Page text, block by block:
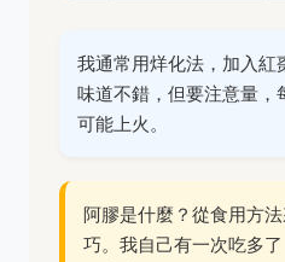
我通常用烊化法，加入紅
味道不錯，但要注意量
可能上火。
阿膠是什麼？從食用方
巧。我自己有一次吃多